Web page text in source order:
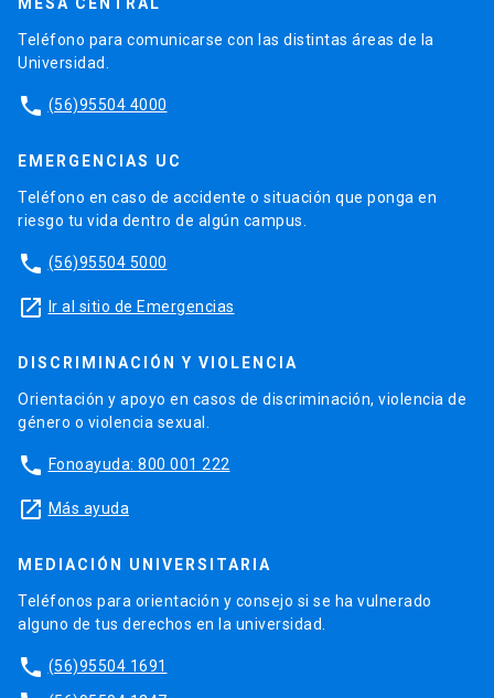
Teléfono para comunicarse con las distintas áreas de la
Universidad.
phone (56)95504 4000
EMERGENCIAS UC
Teléfono en caso de accidente o situación que ponga en
riesgo tu vida dentro de algún campus.
phone (56)95504 5000
launch Ir al sitio de Emergencias
DISCRIMINACIÓN Y VIOLENCIA
Orientación y apoyo en casos de discriminación, violencia de
género o violencia sexual.
phone Fonoayuda: 800 001 222
launch Más ayuda
MEDIACIÓN UNIVERSITARIA
Teléfonos para orientación y consejo si se ha vulnerado
alguno de tus derechos en la universidad.
phone (56)95504 1691